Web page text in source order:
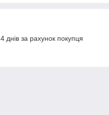
за рахунок покупця